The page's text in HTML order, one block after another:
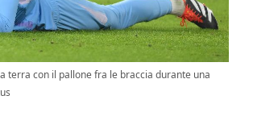
terra con il pallone fra le braccia durante una